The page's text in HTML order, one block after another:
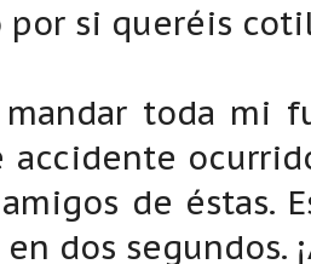
por si queréis
mandar toda mi
de éstas.
dos segundos.